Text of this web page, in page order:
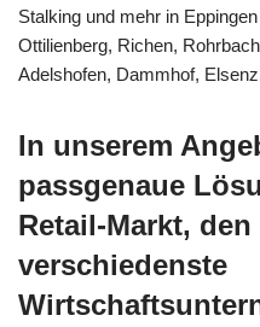
Stalking und mehr in
Ottilienberg, Richen,
Adelshofen, Dammhof,
In unserem
passgenaue
Retail-Markt,
verschiedenste